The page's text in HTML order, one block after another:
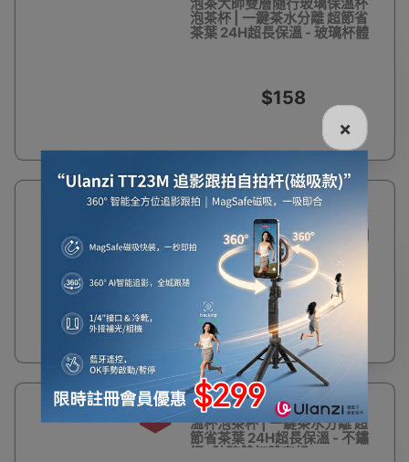
泡茶杯 | 一鍵茶水分離 超節省
茶葉 24H超長保溫 - 玻璃杯體
$158
泡茶大師雙層隨行不鏽鋼保溫
杯泡茶杯 | 一鍵茶水分離 超節
省茶葉 24H超長保溫 - 不鏽鋼
杯體
$168
12%
泡茶大師雙層隨行不鏽鋼保
溫杯泡茶杯 | 一鍵茶水分離 超
節省茶葉 24H超長保溫 - 不鏽
鋼+玻璃雙杯體套組
×